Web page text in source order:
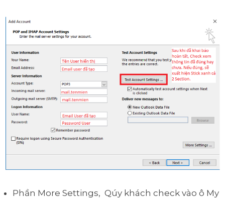
Phần More Settings, Qúy khách check vào ô My